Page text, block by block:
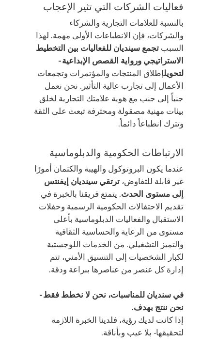
فعاليات الشركات التي تثير الإعجاب
بالنسبة للعلامات التجارية والشركاء
والشركات، فإن الانطباعات الأولى مهمة. لهذا
السبب تجمع سينديان للفعاليات بين التخطيط
الاستراتيجي ورواية القصص الإبداعية -
لتحويلإطلاق المنتجات والمؤتمرات وتجمعات
الأعمال إلى تجارب عالية التأثير. نحن نعمل
جنباً إلى جنب مع هوية علامتك التجارية لخلق
بيئات مهنية مصقولة ومحترفة تبعث على الثقة
وتترك انطباعاً دائماً.
الارتباطات الحكومية والدبلوماسية
عندما يكون البروتوكول والهيبة والكتمان أمورًا
غير قابلة للتفاوض، ترتقي سينديان إيفنتس
إلى مستوى الحدث. يتمتع فريقنا بالخبرة في
تقديم الاحتفالات الحكومية الرسمية وحفلات
الاستقبال والفعاليات الدبلوماسية بأعلى
مستوى من الرعاية والحساسية الثقافية
والتميز التشغيلي. من الخدمات اللوجستية
لكبار الشخصيات إلى التنسيق الأمني، تتم
إدارة كل عنصر من عناصرها ببراعة ودقة.
في سنديان للمناسبات، نحن لا نخطط فقط -
نحن ننتج بهدف.
إذا كانت لديك رؤية، فلدينا الخبرة اللازمة
لتحقيقها - بلا عيب وبأناقة.